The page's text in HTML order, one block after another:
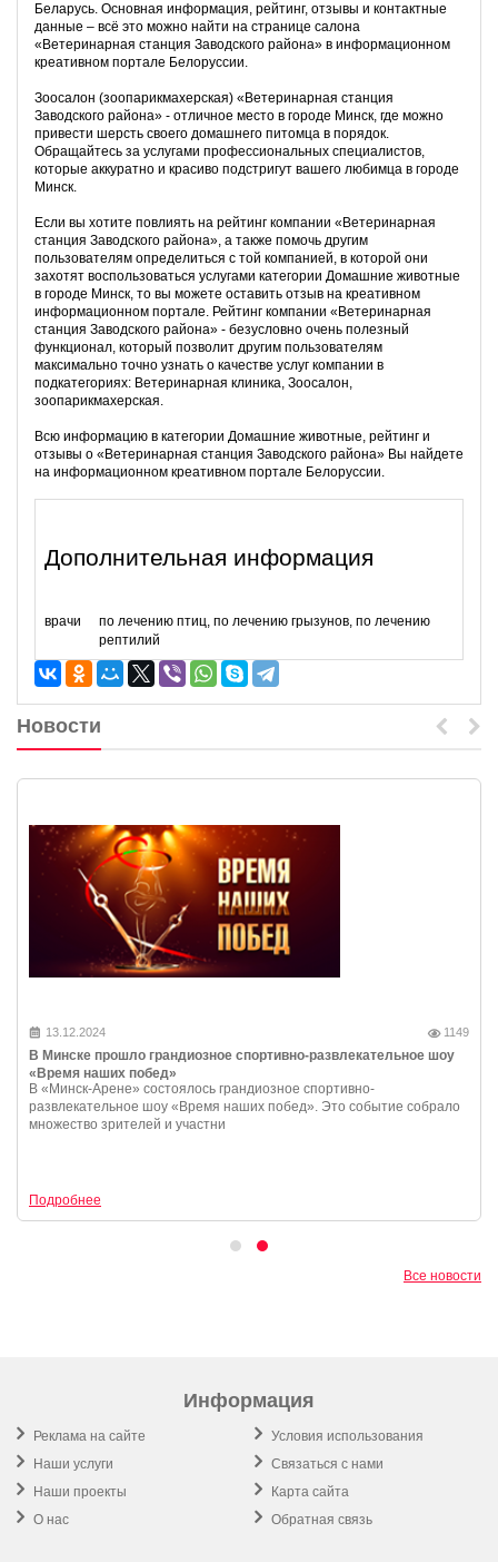
Беларусь. Основная информация, рейтинг, отзывы и контактные
данные – всё это можно найти на странице салона
«Ветеринарная станция Заводского района» в информационном
креативном портале Белоруссии.
Зоосалон (зоопарикмахерская) «Ветеринарная станция
Заводского района» - отличное место в городе Минск, где можно
привести шерсть своего домашнего питомца в порядок.
Обращайтесь за услугами профессиональных специалистов,
которые аккуратно и красиво подстригут вашего любимца в городе
Минск.
Если вы хотите повлиять на рейтинг компании «Ветеринарная
станция Заводского района», а также помочь другим
пользователям определиться с той компанией, в которой они
захотят воспользоваться услугами категории Домашние животные
в городе Минск, то вы можете оставить отзыв на креативном
информационном портале. Рейтинг компании «Ветеринарная
станция Заводского района» - безусловно очень полезный
функционал, который позволит другим пользователям
максимально точно узнать о качестве услуг компании в
подкатегориях: Ветеринарная клиника, Зоосалон,
зоопарикмахерская.
Всю информацию в категории Домашние животные, рейтинг и
отзывы о «Ветеринарная станция Заводского района» Вы найдете
на информационном креативном портале Белоруссии.
Дополнительная информация
врачи
по лечению птиц, по лечению грызунов, по лечению
рептилий
Новости
13.12.2024 1149
В Минске прошло грандиозное спортивно-развлекательное шоу
«Время наших побед»
В «Минск-Арене» состоялось грандиозное спортивно-
развлекательное шоу «Время наших побед». Это событие собрало
множество зрителей и участни
Подробнее
Все новости
Информация
Реклама на сайте
Наши услуги
Наши проекты
О нас
Условия использования
Связаться с нами
Карта сайта
Обратная связь